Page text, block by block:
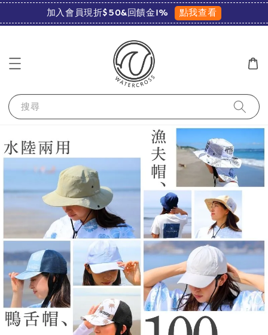
加入會員現折$50&回饋金1% 點我查看
搜尋